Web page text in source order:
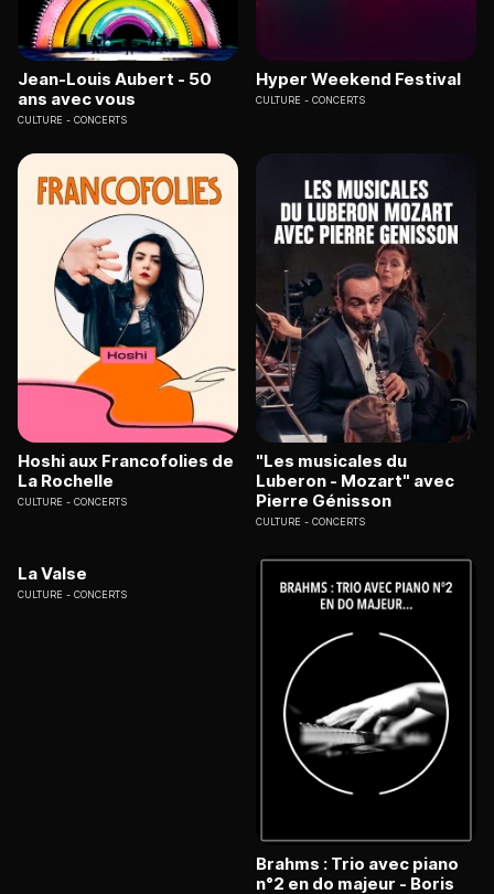
Jean-Louis Aubert - 50
ans avec vous
CULTURE CONCERTS
Hyper Weekend Festival
CULTURE CONCERTS
Hoshi aux Francofolies de
La Rochelle
CULTURE CONCERTS
"Les musicales du
Luberon - Mozart" avec
Pierre Génisson
CULTURE CONCERTS
La Valse
CULTURE CONCERTS
Brahms : Trio avec piano
n°2 en do majeur - Boris